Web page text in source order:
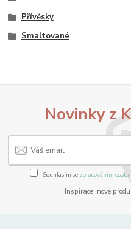
Přívěsky
Smaltované
Novinky z
Souhlasím se zpracováním
Inspirace, nové